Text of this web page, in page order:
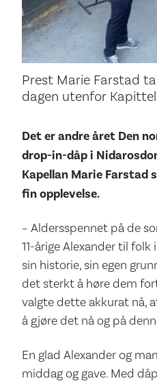
Prest Marie Farstad
dagen utenfor
Det er andre året Den
drop-in-dåp i
Kapellan Marie Farstad
fin opplevelse.
– Aldersspennet på de
11-årige Alexander til folk
sin historie, sin egen
det sterkt å høre dem
valgte dette akkurat nå,
å gjøre det nå og på
En glad Alexander og
middag og gave. Med